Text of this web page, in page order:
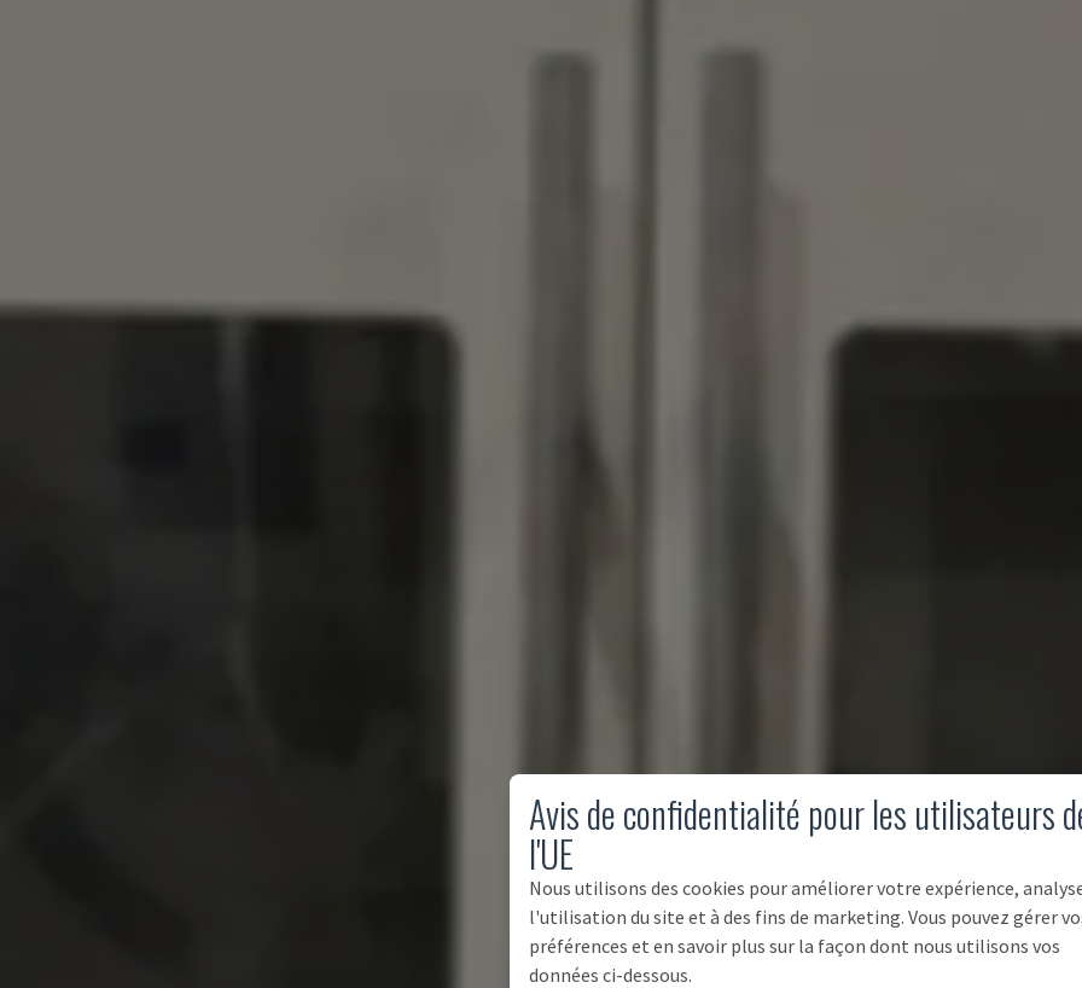
Avis de confidentialité pour les utilisateurs
l'UE
Nous utilisons des cookies pour améliorer votre expérience,
l'utilisation du site et à des fins de marketing. Vous pouvez gérer
préférences et en savoir plus sur la façon dont nous utilisons vos
données ci-dessous.